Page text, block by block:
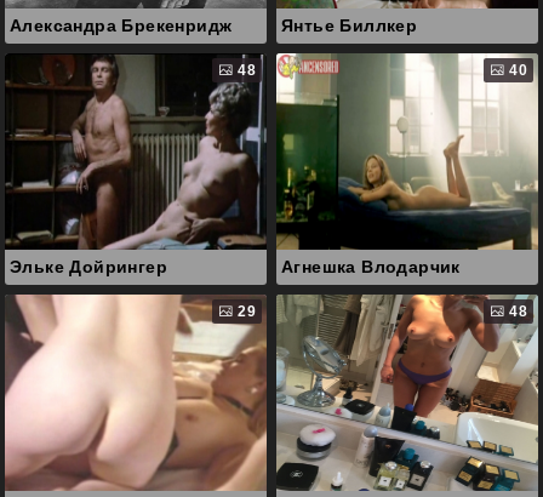
Александра Брекенридж Янтье Биллкер
48
Эльке Дойрингер
40
Агнешка Влодарчик
29 48